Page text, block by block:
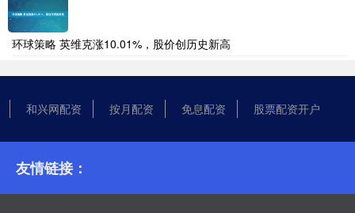
环球策略 英维克涨10.01%，股价创历史新高
和兴网配资 按月配资 免息配资 股票配资开户
友情链接：